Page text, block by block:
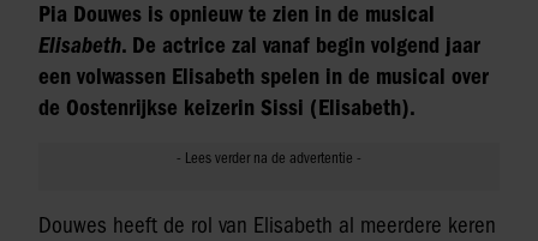
Pia Douwes is opnieuw te zien in de musical
Elisabeth. De actrice zal vanaf begin volgend jaar
een volwassen Elisabeth spelen in de musical over
de Oostenrijkse keizerin Sissi (Elisabeth).
Douwes heeft de rol van Elisabeth al meerdere keren